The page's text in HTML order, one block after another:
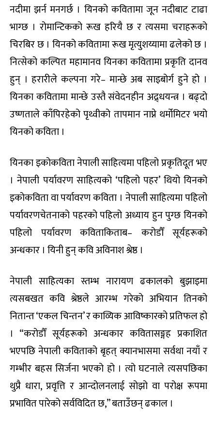
नदीमा झर्न मनगर्छ । यिनको कवितामा जून नदीबाट टाढा
भाग्छ । रोमान्टिकको रूख हरियै छ र त्यसमा चराहरूको
चिरबिर छ । यिनको कवितामा रूख मृत्युशय्यामा ढलेको छ ।
नित्सेको कल्पित महामानव यिनका कवितामा प्रकृति दानव
हुन् । हरारीले कल्पना गरे– मान्छे अब साइबोर्ग हुने हो ।
यिनका कवितामा मान्छे उस्तै संवेदनहीन अद्र्धयन्त्र । बढ्दो
उष्णताले काँपिरहेको पृथ्वीको तापमान नाप्ने थर्मोमिटर भयो
यिनको कविता ।
यिनका इकोकविता नेपाली साहित्यमा पहिलो प्रकृतिदूत भए
। नेपाली पर्यावरण साहित्यको ‘पहिलो पहर’ थियो यिनको
इकोकविता वा पर्यावरण कविता । नेपाली साहित्यमा पहिलो
पर्यावरणचेतनाको पहरको पहिलो अध्याय हुन पुग्छ यिनको
पहिलो पर्यावरण कविताकिताब– करोडौँ सूर्यहरूको
अन्धकार । यिनी हुन् कवि अविनाश श्रेष्ठ ।
नेपाली साहित्यका स्तम्भ नारायण ढकालको बुझाइमा
त्यसबखत कवि श्रेष्ठले आरम्भ गरेको अभियान तिनको
नितान्त ‘एकल चिन्तन’ र काव्यिक आविष्कारको प्रतिफल हो
। “करोडौँ सूर्यहरूको अन्धकार कवितासङ्गह प्रकाशित
भएपछि नेपाली कविताको बृहत् क्यानभासमा सर्वथा नयाँ र
गम्भीर बहस सिर्जना भएको हो । त्यो घटनाले त्यसपछिका
थुप्रै धारा, प्रवृत्ति र आन्दोलनलाई सोझो वा परोक्ष रूपमा
प्रभावित पारेको सर्वविदित छ,” बताउँछन् ढकाल ।